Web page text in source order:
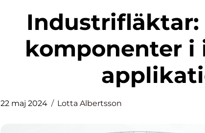
Industrifläktar: Livsviktiga
komponenter i
22 maj 2024 Lotta Albertsson